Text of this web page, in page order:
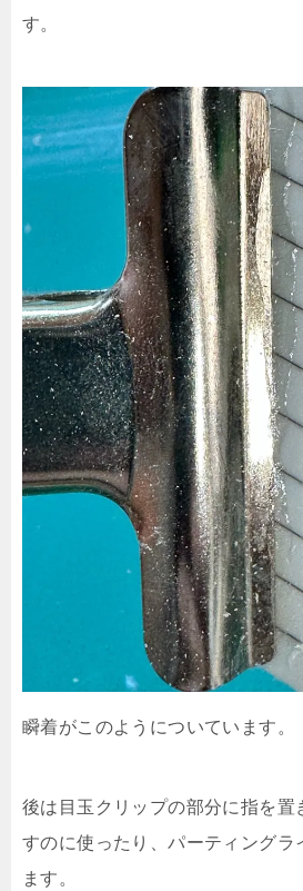
す。
瞬着がこのようについています。
後は目玉クリップの部分に指を置
すのに使ったり、パーティングラ
ます。